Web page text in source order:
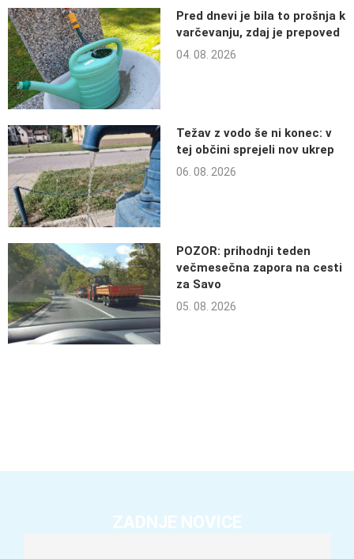
Pred dnevi je bila to prošnja k
varčevanju, zdaj je prepoved
04. 08. 2026
Težav z vodo še ni konec: v
tej občini sprejeli nov ukrep
06. 08. 2026
POZOR: prihodnji teden
večmesečna zapora na cesti
za Savo
05. 08. 2026
ZADNJE NOVICE